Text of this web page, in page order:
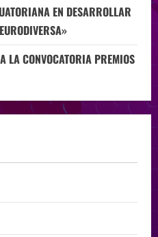
EN DESARROLLAR
LA CONVOCATORIA PREMIOS